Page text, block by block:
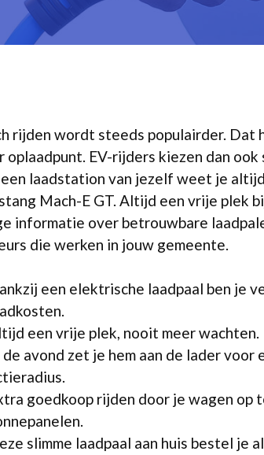
rijden wordt steeds populairder.
oplaadpunt. EV-rijders kiezen dan
laadstation van jezelf weet je
Mach-E GT. Altijd een vrije plek
informatie over betrouwbare
die werken in jouw gemeente.
een elektrische laadpaal ben je
een vrije plek, nooit meer wachten.
de avond zet je hem aan de lader voor
goedkoop rijden door je wagen op
slimme laadpaal aan huis bestel je